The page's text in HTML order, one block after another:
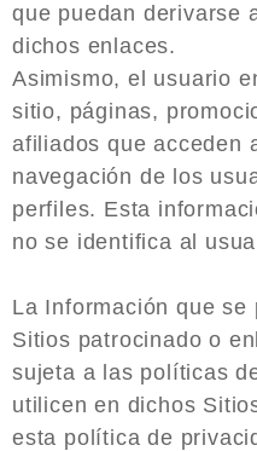
que puedan derivarse
dichos enlaces.
Asimismo, el usuario
sitio, páginas,
afiliados que acceden
navegación de los
perfiles. Esta
no se identifica al
La Información que se
Sitios patrocinado o
sujeta a las políticas
utilicen en dichos
esta política de